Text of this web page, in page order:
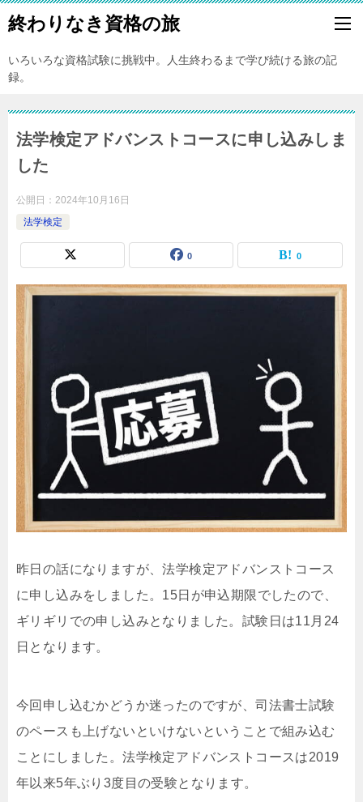
終わりなき資格の旅
いろいろな資格試験に挑戦中。人生終わるまで学び続ける旅の記
録。
法学検定アドバンストコースに申し込みしま
した
公開日： 2024年10月16日
法学検定
0 0
昨日の話になりますが、法学検定アドバンストコース
に申し込みをしました。15日が申込期限でしたので、
ギリギリでの申し込みとなりました。試験日は11月24
日となります。
今回申し込むかどうか迷ったのですが、司法書士試験
のペースも上げないといけないということで組み込む
ことにしました。法学検定アドバンストコースは2019
年以来5年ぶり3度目の受験となります。